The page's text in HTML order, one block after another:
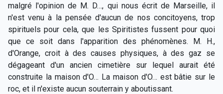
malgré l'opinion de M. D…, qui nous écrit de Marseille, il
n'est venu à la pensée d'aucun de nos concitoyens, trop
spirituels pour cela, que les Spiritistes fussent pour quoi
que ce soit dans l'apparition des phénomènes. M. H.,
d'Orange, croit à des causes physiques, à des gaz se
dégageant d'un ancien cimetière sur lequel aurait été
construite la maison d'O… La maison d'O… est bâtie sur le
roc, et il n'existe aucun souterrain y aboutissant.